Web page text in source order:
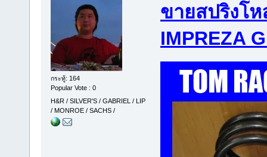
กระทู้: 164
Popular Vote : 0
H&R / SILVER'S / GABRIEL / LIP
/ MONROE / SACHS /
ขายสปริงโห
IMPREZA